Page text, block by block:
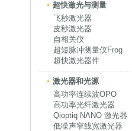
超快激光与测量
飞秒激光器
皮秒激光器
自相关仪
超短脉冲测量仪Frog
超快激光器件
激光器和光源
高功率连续波OPO
高功率光纤激光器
Qioptiq NANO 激光器
低噪声窄线宽激光器